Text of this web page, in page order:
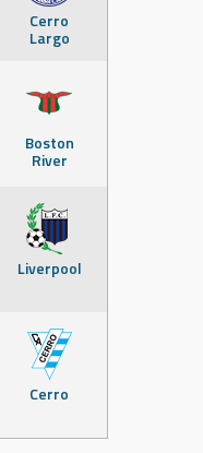
Cerro
Largo
Boston
River
Liverpool
Cerro